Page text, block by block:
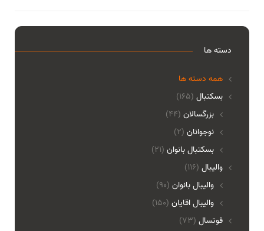
دسته ها
همه دسته ها
(165) بسکتبال
بزرگسالان (44)
نوجوانان (2)
بسکتبال بانوان (21)
(116) والیبال
واليبال بانوان (90)
واليبال اقايان (150)
(73) فوتسال